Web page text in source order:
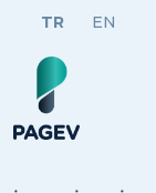
TR EN